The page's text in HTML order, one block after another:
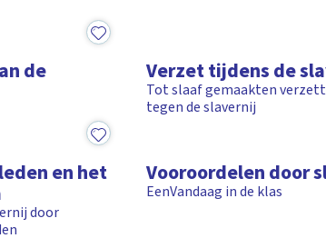
de Verzet tijdens de
Tot slaaf gemaakten
tegen de slavernij
en het
door
Vooroordelen door
EenVandaag in de klas